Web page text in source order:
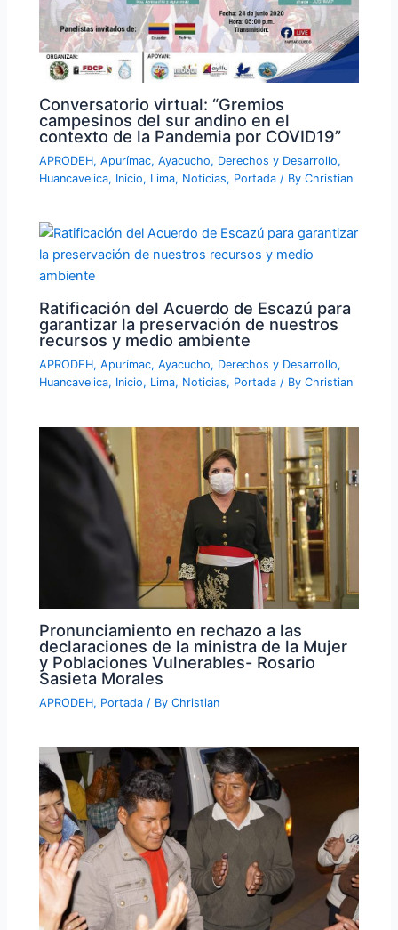
Conversatorio virtual: “Gremios
campesinos del sur andino en el
contexto de la Pandemia por COVID19”
APRODEH,Apurímac,Ayacucho, Derechos y Desarrollo,
Huancavelica, Inicio, Lima, Noticias, Portada / ByChristian
Ratificación del Acuerdo de Escazú para
garantizar la preservación de nuestros
recursos y medio ambiente
APRODEH,Apurímac,Ayacucho, Derechos y Desarrollo,
Huancavelica, Inicio, Lima, Noticias, Portada / ByChristian
Pronunciamiento en rechazo a las
declaraciones de la ministra de la Mujer
y Poblaciones Vulnerables- Rosario
Sasieta Morales
APRODEH, Portada / ByChristian